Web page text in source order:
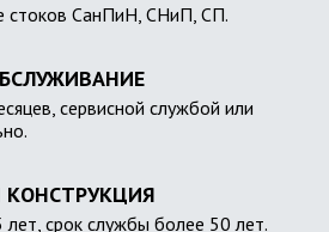
стоков СанПиН, СНиП, СП.
сервисной службой или
лет, срок службы более 50 лет.